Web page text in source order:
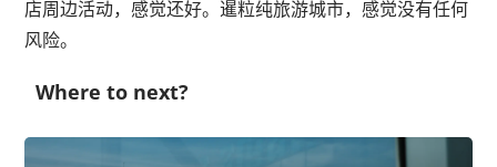
店周边活动，感觉还好。暹粒纯旅游城市，感觉没有任何
风险。
Where to next?